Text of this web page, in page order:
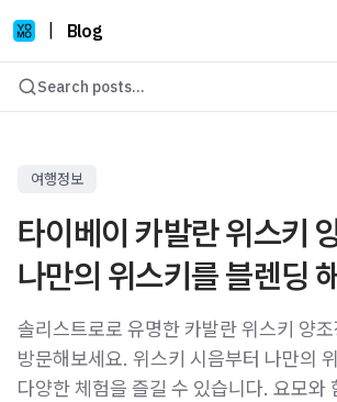
Blog
Search posts...
여행정보
타이베이 카발란 위스키
나만의 위스키를 블렌딩
솔리스트로로 유명한 카발란 위스키 양
방문해보세요. 위스키 시음부터 나만의
다양한 체험을 즐길 수 있습니다. 요모와